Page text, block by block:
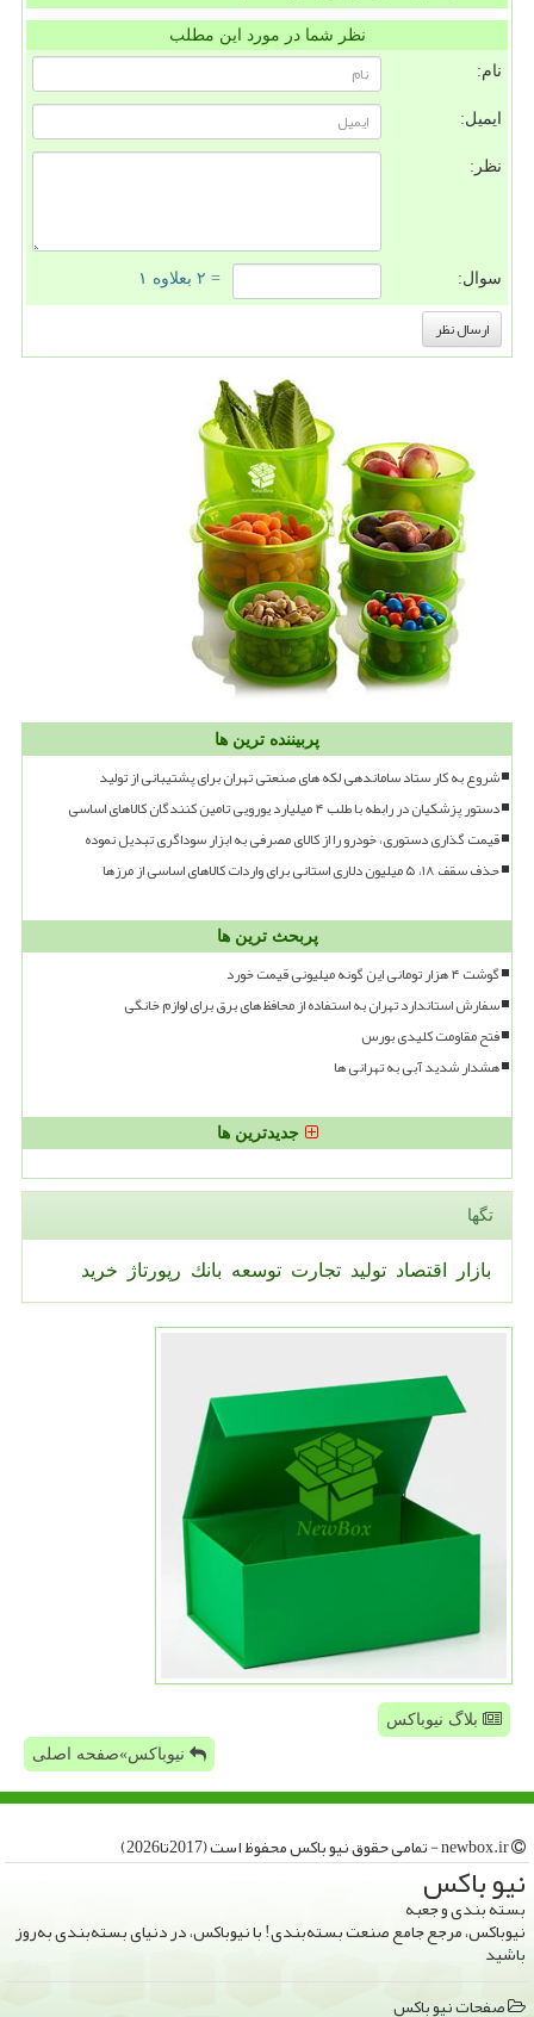
نظر شما در مورد این مطلب
نام:
ایمیل:
نظر:
سوال: = ۲ بعلاوه ۱
پربیننده ترین ها
شروع به کار ستاد ساماندهی لکه های صنعتی تهران برای پشتیبانی از تولید
دستور پزشکیان در رابطه با طلب ۴ میلیارد یورویی تامین کنندگان کالاهای اساسی
قیمت گذاری دستوری، خودرو را از کالای مصرفی به ابزار سوداگری تبدیل نموده
حذف سقف ۱۸، ۵ میلیون دلاری استانی برای واردات کالاهای اساسی از مرزها
پربحث ترین ها
گوشت ۴ هزار تومانی این گونه میلیونی قیمت خورد
سفارش استاندارد تهران به استفاده از محافظ های برق برای لوازم خانگی
فتح مقاومت کلیدی بورس
هشدار شدید آبی به تهرانی ها
جدیدترین ها
تگها
بازار اقتصاد تولید تجارت توسعه بانك رپورتاژ خرید
بلاگ نیوباکس
نیوباکس»صفحه اصلی
نیو باكس
بسته بندی و جعبه
نیوباکس، مرجع جامع صنعت بسته‌بندی! با نیوباکس، در دنیای بسته‌بندی به‌روز
باشید
صفحات نیو باكس